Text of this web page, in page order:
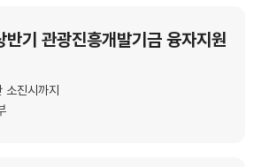
기 관광진흥개발기금 융자지원
소진시까지